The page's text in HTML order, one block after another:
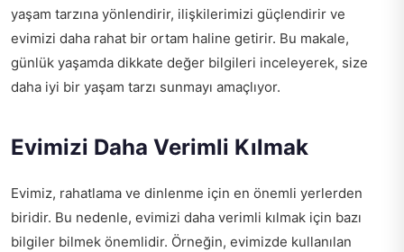
yaşam tarzına yönlendirir, ilişkilerimizi güçlendirir ve
evimizi daha rahat bir ortam haline getirir. Bu makale,
günlük yaşamda dikkate değer bilgileri inceleyerek, size
daha iyi bir yaşam tarzı sunmayı amaçlıyor.
Evimizi Daha Verimli Kılmak
Evimiz, rahatlama ve dinlenme için en önemli yerlerden
biridir. Bu nedenle, evimizi daha verimli kılmak için bazı
bilgiler bilmek önemlidir. Örneğin, evimizde kullanılan